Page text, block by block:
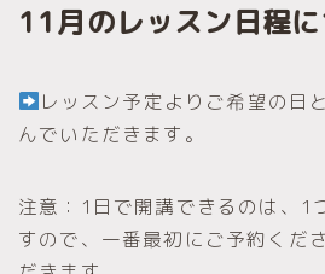
11月のレッスン日程
レッスン予定よりご希望の日
んでいただきます。
注意：1日で開講できるのは、1
すので、一番最初にご予約くだ